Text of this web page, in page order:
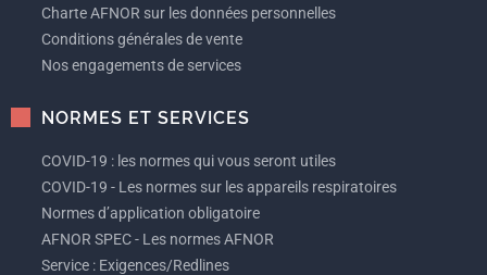
Charte AFNOR sur les données personnelles
Conditions générales de vente
Nos engagements de services
NORMES ET SERVICES
COVID-19 : les normes qui vous seront utiles
COVID-19 - Les normes sur les appareils respiratoires
Normes d’application obligatoire
AFNOR SPEC - Les normes AFNOR
Service : Exigences/Redlines